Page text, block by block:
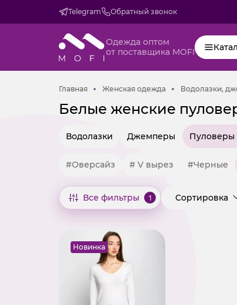
Telegram Обратный звонок
Одежда оптом
от поставщика MOFI
ГлавнаяГлавнаяЖенская одежда Женская одежда
Водолазки,
Белые женские
Водолазки Джемперы Пуловеры
#Оверсайз # V вырез #Черные
Все фильтры 1 Сортировка
Новинка